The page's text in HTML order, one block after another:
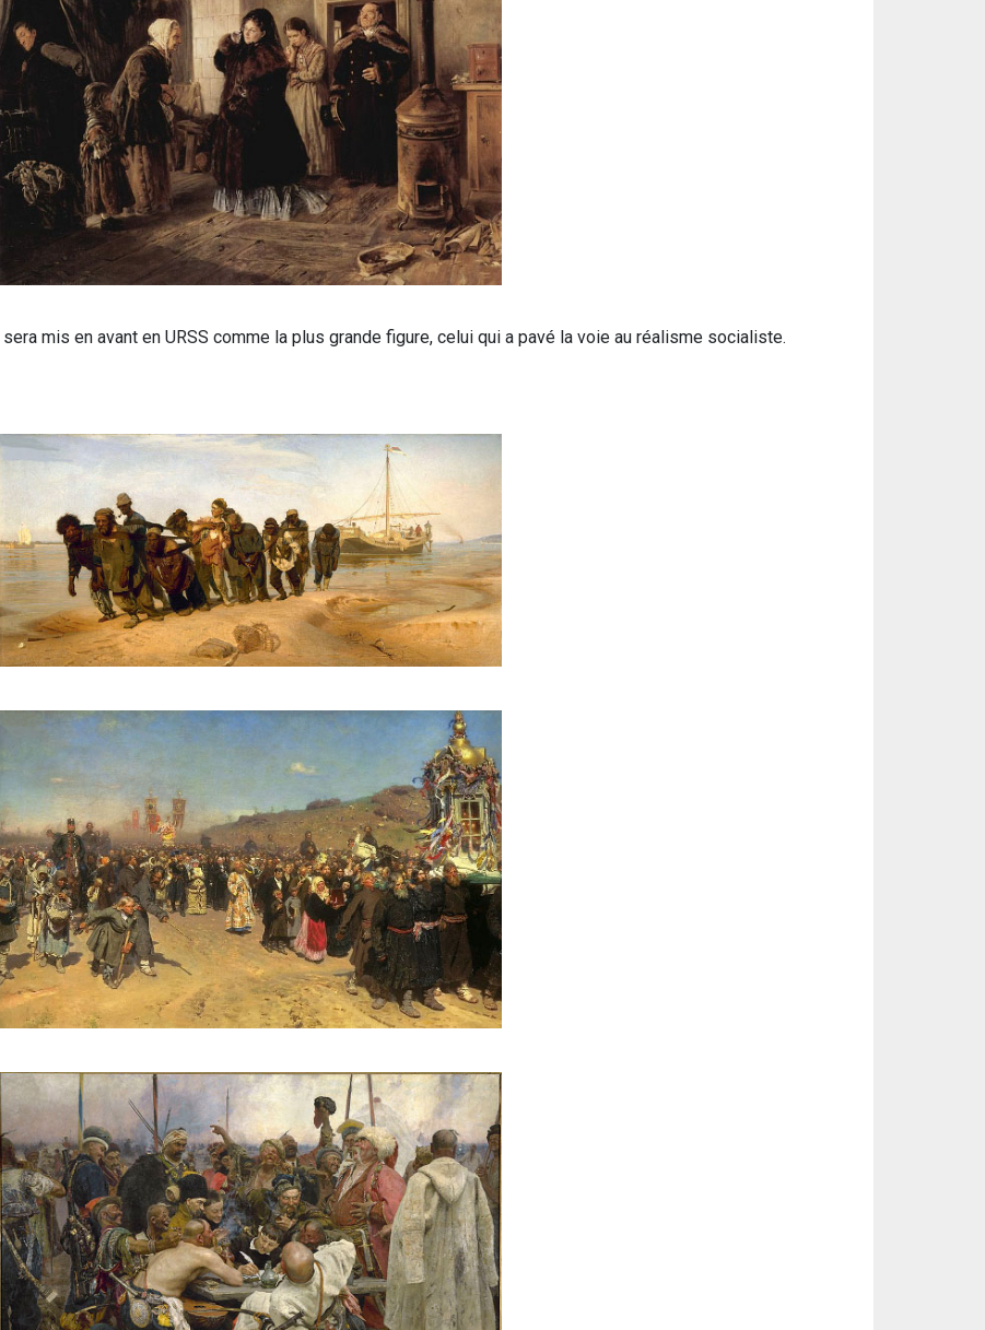
mis en avant en URSS comme la plus grande figure, celui qui a pavé la voie au réalisme socialiste.